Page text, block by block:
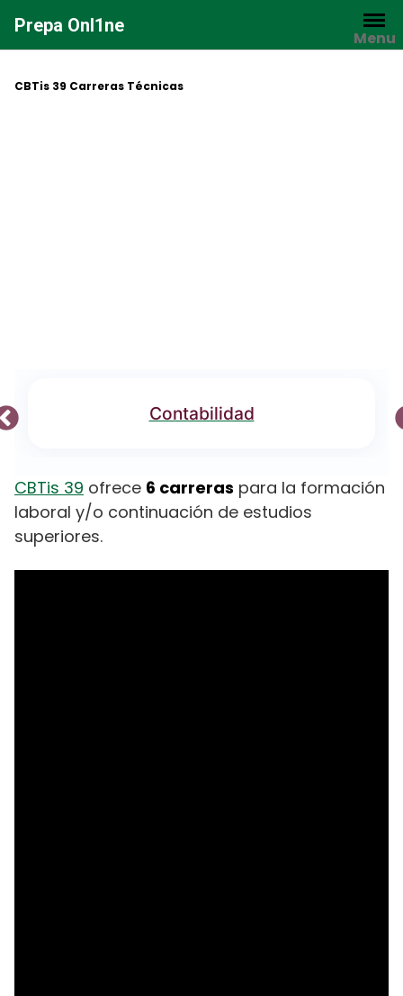
contenido
Prepa Onl1ne
Menu
CBTis 39 Carreras Técnicas
Contabilidad
CBTis 39 ofrece 6 carreras para la formación
laboral y/o continuación de estudios
superiores.